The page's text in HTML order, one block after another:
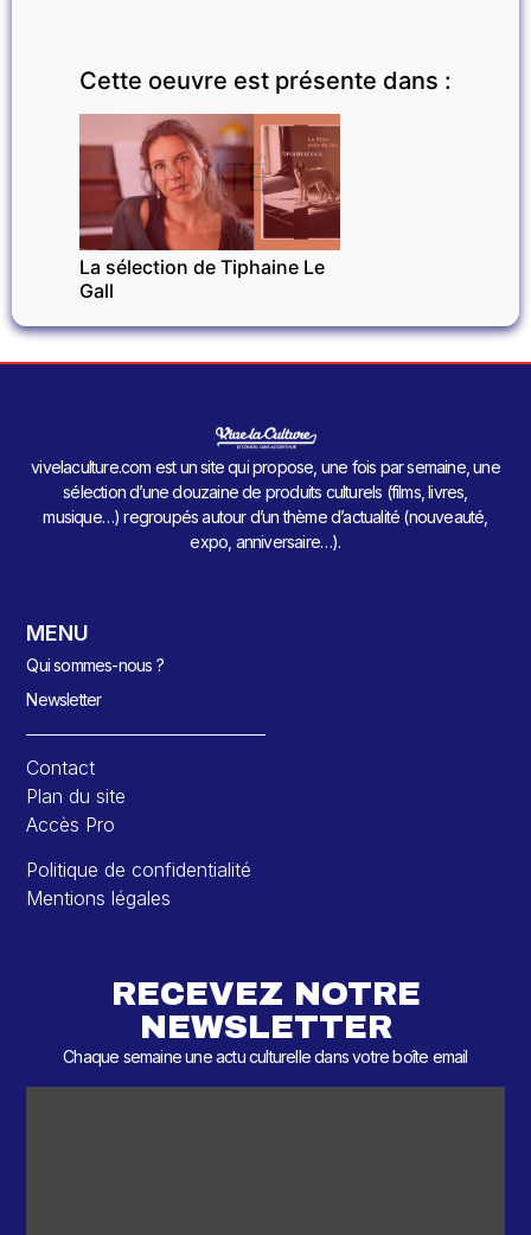
Cette oeuvre est présente dans :
INVITÉ
La sélection de Tiphaine Le
Gall
vivelaculture.com est un site qui propose, une fois par semaine, une
sélection d’une douzaine de produits culturels (films, livres,
musique…) regroupés autour d’un thème d’actualité (nouveauté,
expo, anniversaire…).
MENU
Qui sommes-nous ?
Newsletter
Contact
Plan du site
Accès Pro
Politique de confidentialité
Mentions légales
RECEVEZ NOTRE
NEWSLETTER
Chaque semaine une actu culturelle dans votre boîte email